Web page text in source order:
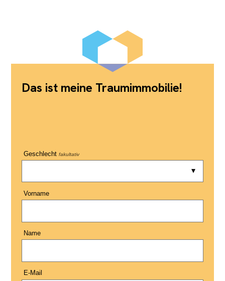
Das ist meine Traumimmobilie!
Geschlecht fakultativ
Vorname
Name
E-Mail